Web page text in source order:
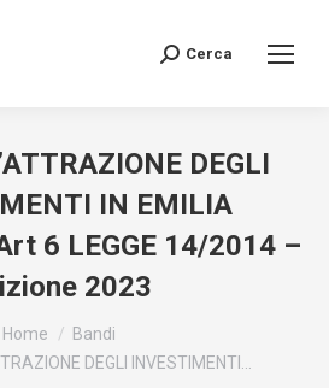
Search:
Cerca
DEGLI
IN EMILIA
6 LEGGE 14/2014 –
2023
Home
Bandi
DEGLI INVESTIMENTI…